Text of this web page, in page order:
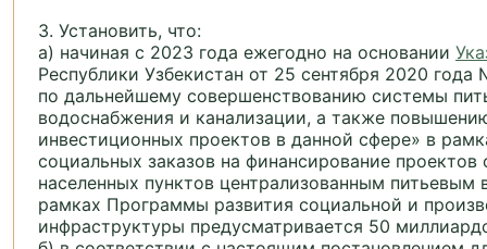
3. Установить, что:
а) начиная с 2023 года ежегодно на основании
Республики Узбекистан от 25 сентября 2020
по дальнейшему совершенствованию системы
водоснабжения и канализации, а также
инвестиционных проектов в данной сфере» в
социальных заказов на финансирование проектов
населенных пунктов централизованным питьевым
рамках Программы развития социальной и
инфраструктуры предусматривается 50